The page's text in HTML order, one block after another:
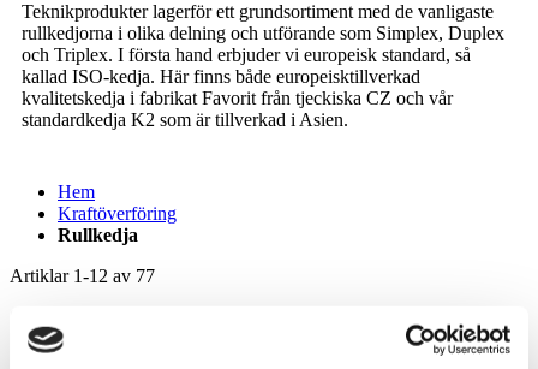
Teknikprodukter lagerför ett grundsortiment med de vanligaste
rullkedjorna i olika delning och utförande som Simplex, Duplex
och Triplex. I första hand erbjuder vi europeisk standard, så
kallad ISO-kedja. Här finns både europeisktillverkad
kvalitetskedja i fabrikat Favorit från tjeckiska CZ och vår
standardkedja K2 som är tillverkad i Asien.
Hem
Kraftöverföring
Rullkedja
Artiklar 1-12 av 77